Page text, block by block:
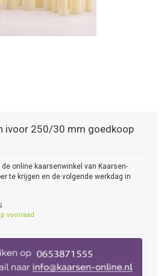
ivoor 250/30 mm goedkoop
online kaarsenwinkel van Kaarsen-
te krijgen en de volgende werkdag in
voorraad